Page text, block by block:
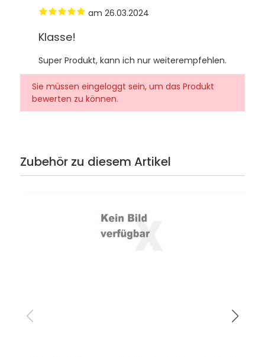
am 26.03.2024
Klasse!
Super Produkt, kann ich nur weiterempfehlen.
Sie müssen eingeloggt sein, um das Produkt
bewerten zu können.
Zubehör zu diesem Artikel